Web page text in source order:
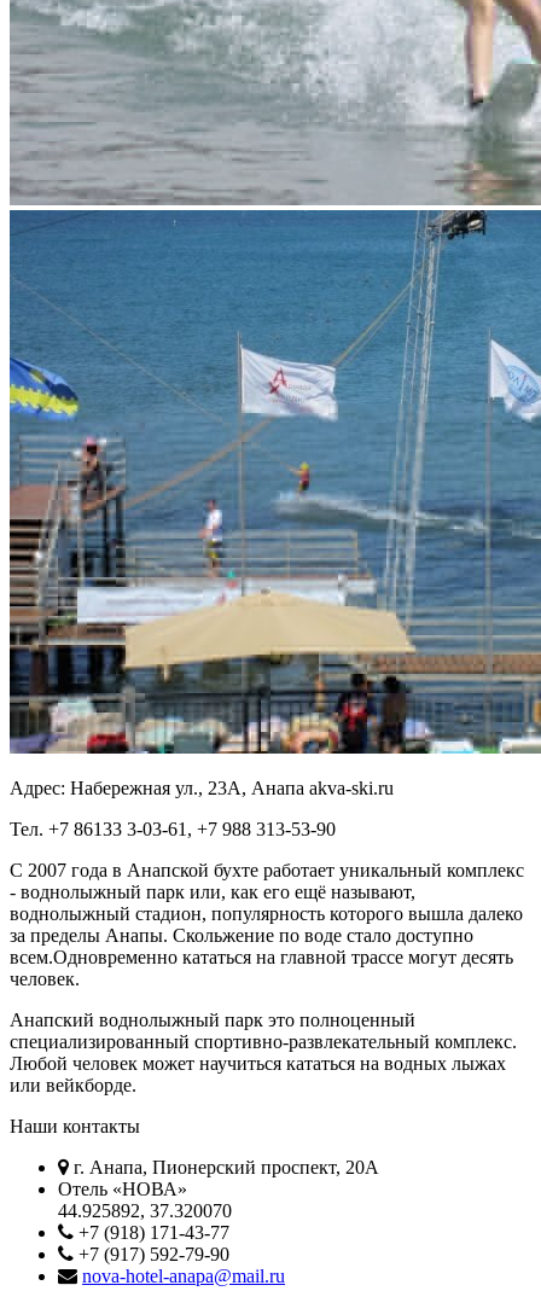
Адрес: Набережная ул., 23А, Анапа akva-ski.ru
Тел. +7 86133 3‑03-61, +7 988 313‑53-90
С 2007 года в Анапской бухте работает уникальный комплекс
- воднолыжный парк или, как его ещё называют,
воднолыжный стадион, популярность которого вышла далеко
за пределы Анапы. Скольжение по воде стало доступно
всем.Одновременно кататься на главной трассе могут десять
человек.
Анапский воднолыжный парк это полноценный
специализированный спортивно-развлекательный комплекс.
Любой человек может научиться кататься на водных лыжах
или вейкборде.
Наши контакты
г. Анапа, Пионерский проспект, 20А
Отель «НОВА»
44.925892, 37.320070
+7 (918) 171-43-77
+7 (917) 592-79-90
nova-hotel-anapa@mail.ru